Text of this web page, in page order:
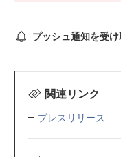
プッシュ通知を受
関連リンク
プレスリリース